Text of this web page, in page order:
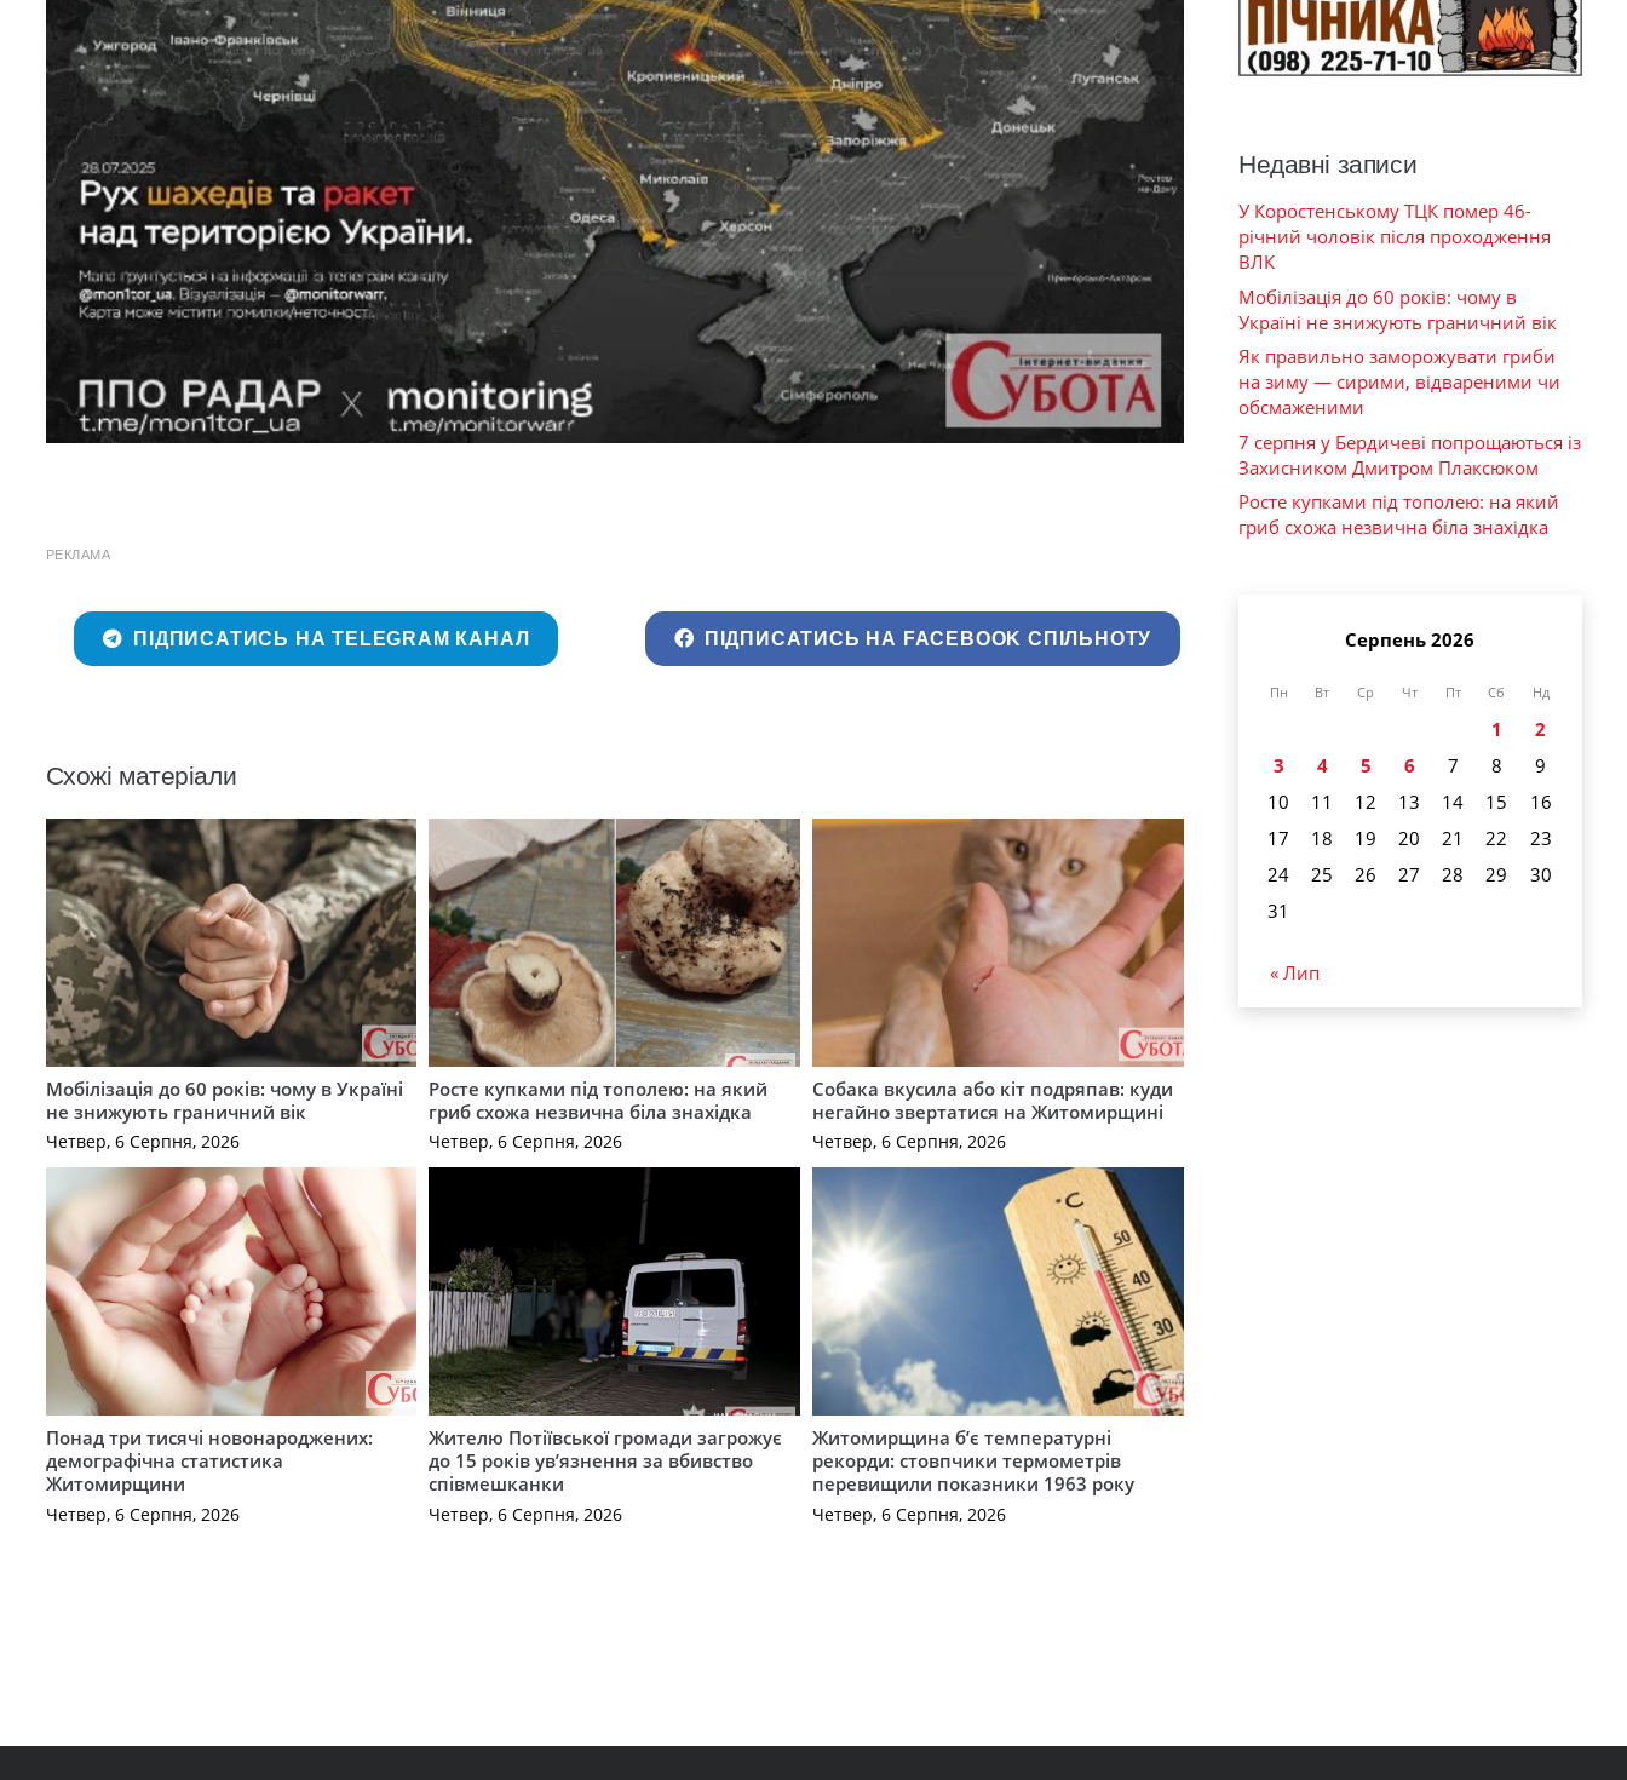
РЕКЛАМА
ПІДПИСАТИСЬ НА TELEGRAM КАНАЛ ПІДПИСАТИСЬ НА FACEBOOK СПІЛЬНОТУ
Схожі матеріали
Мобілізація до 60 років: чому в Україні
не знижують граничний вік
Четвер, 6 Серпня, 2026
Росте купками під тополею: на який
гриб схожа незвична біла знахідка
Четвер, 6 Серпня, 2026
Собака вкусила або кіт подряпав: куди
негайно звертатися на Житомирщині
Четвер, 6 Серпня, 2026
Понад три тисячі новонароджених:
демографічна статистика
Житомирщини
Четвер, 6 Серпня, 2026
Жителю Потіївської громади загрожує
до 15 років ув’язнення за вбивство
співмешканки
Четвер, 6 Серпня, 2026
Житомирщина б’є температурні
рекорди: стовпчики термометрів
перевищили показники 1963 року
Четвер, 6 Серпня, 2026
Недавні записи
У Коростенському ТЦК помер 46-
річний чоловік після проходження
ВЛК
Мобілізація до 60 років: чому в
Україні не знижують граничний вік
Як правильно заморожувати гриби
на зиму — сирими, відвареними чи
обсмаженими
7 серпня у Бердичеві попрощаються із
Захисником Дмитром Плаксюком
Росте купками під тополею: на який
гриб схожа незвична біла знахідка
Серпень 2026
Пн Вт Ср Чт Пт Сб Нд
1
2
3
4 5 6 7 8
9
10
11 12 13 14 15
16
17
18 19 20 21 22
23
24
25 26 27 28 29
30
31
« Лип